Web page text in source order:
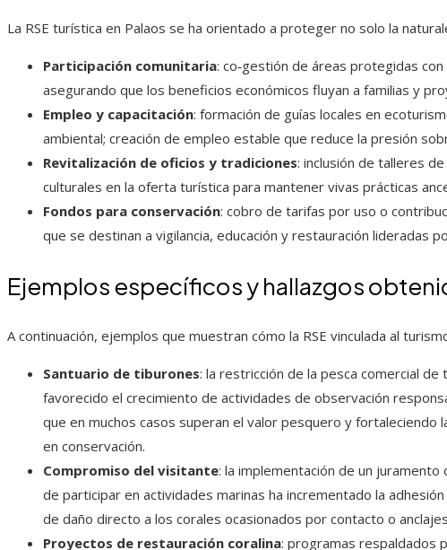
La RSE turística en Palaos se ha orientado a proteger no solo la
Participación comunitaria: co‑gestión de áreas protegidas
asegurando que los beneficios económicos fluyan a familias y
Empleo y capacitación: formación de guías locales en
ambiental; creación de empleo estable que reduce la presión
Revitalización de oficios y tradiciones: inclusión de talleres
culturales en la oferta turística para mantener vivas prácticas
Fondos para conservación: cobro de tarifas por uso o
que se destinan a vigilancia, educación y restauración lideradas
Ejemplos específicos y hallazgos
A continuación, ejemplos que muestran cómo la RSE vinculada al
Santuario de tiburones: la restricción de la pesca comercial de
favorecido el crecimiento de actividades de observación
que en muchos casos superan el valor pesquero y
en conservación.
Compromiso del visitante: la implementación de un
de participar en actividades marinas ha incrementado la
de daño directo a los corales ocasionados por contacto o
Proyectos de restauración coralina: programas respaldados